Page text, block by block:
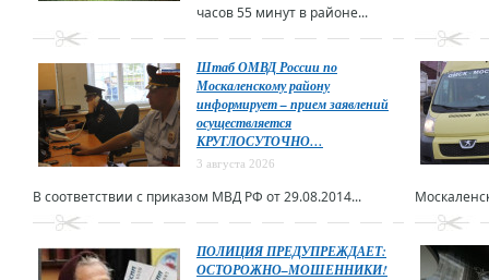
часов 55 минут в районе...
Штаб ОМВД России по
Москаленскому району
информирует – прием заявлений
осуществляется
КРУГЛОСУТОЧНО…
3 августа 2026
В соответствии с приказом МВД РФ от 29.08.2014...
ПОЛИЦИЯ ПРЕДУПРЕЖДАЕТ:
ОСТОРОЖНО–МОШЕННИКИ!